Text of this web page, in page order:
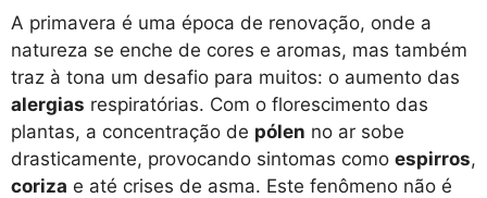
A primavera é uma época de renovação, onde a
natureza se enche de cores e aromas, mas também
traz à tona um desafio para muitos: o aumento das
alergias respiratórias. Com o florescimento das
plantas, a concentração de pólen no ar sobe
drasticamente, provocando sintomas como espirros,
coriza e até crises de asma. Este fenômeno não é